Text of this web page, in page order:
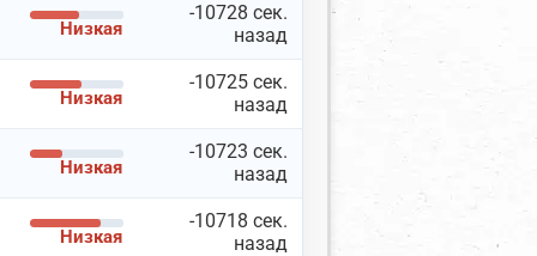
Документация API
Низкая
-10728 сек.
назад
Низкая
-10725 сек.
назад
Низкая
-10723 сек.
назад
Низкая
-10718 сек.
назад